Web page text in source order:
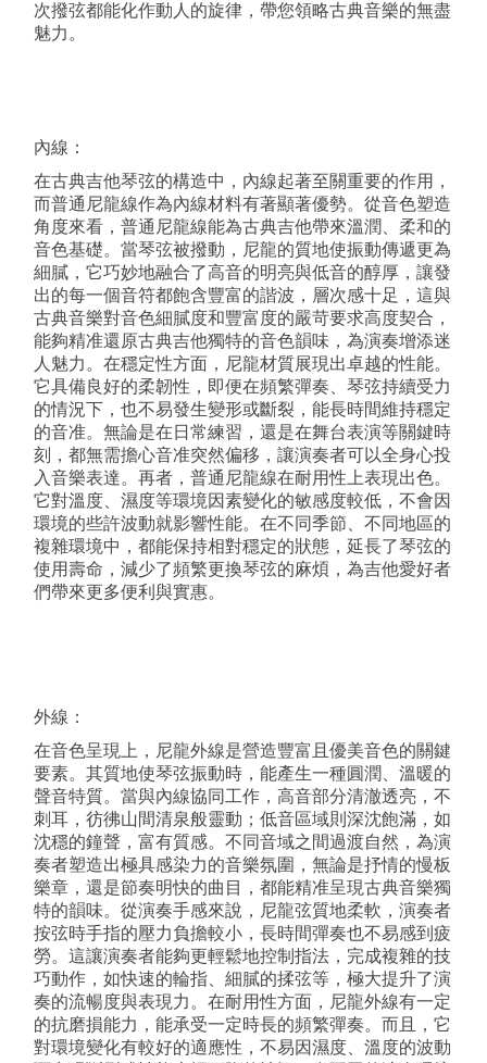
次撥弦都能化作動人的旋律，帶您領略古典音樂的無盡
魅力。
內線：
在古典吉他琴弦的構造中，內線起著至關重要的作用，
而普通尼龍線作為內線材料有著顯著優勢。從音色塑造
角度來看，普通尼龍線能為古典吉他帶來溫潤、柔和的
音色基礎。當琴弦被撥動，尼龍的質地使振動傳遞更為
細膩，它巧妙地融合了高音的明亮與低音的醇厚，讓發
出的每一個音符都飽含豐富的諧波，層次感十足，這與
古典音樂對音色細膩度和豐富度的嚴苛要求高度契合，
能夠精准還原古典吉他獨特的音色韻味，為演奏增添迷
人魅力。在穩定性方面，尼龍材質展現出卓越的性能。
它具備良好的柔韌性，即便在頻繁彈奏、琴弦持續受力
的情況下，也不易發生變形或斷裂，能長時間維持穩定
的音准。無論是在日常練習，還是在舞台表演等關鍵時
刻，都無需擔心音准突然偏移，讓演奏者可以全身心投
入音樂表達。再者，普通尼龍線在耐用性上表現出色。
它對溫度、濕度等環境因素變化的敏感度較低，不會因
環境的些許波動就影響性能。在不同季節、不同地區的
複雜環境中，都能保持相對穩定的狀態，延長了琴弦的
使用壽命，減少了頻繁更換琴弦的麻煩，為吉他愛好者
們帶來更多便利與實惠。
外線：
在音色呈現上，尼龍外線是營造豐富且優美音色的關鍵
要素。其質地使琴弦振動時，能產生一種圓潤、溫暖的
聲音特質。當與內線協同工作，高音部分清澈透亮，不
刺耳，彷彿山間清泉般靈動；低音區域則深沈飽滿，如
沈穩的鐘聲，富有質感。不同音域之間過渡自然，為演
奏者塑造出極具感染力的音樂氛圍，無論是抒情的慢板
樂章，還是節奏明快的曲目，都能精准呈現古典音樂獨
特的韻味。從演奏手感來說，尼龍弦質地柔軟，演奏者
按弦時手指的壓力負擔較小，長時間彈奏也不易感到疲
勞。這讓演奏者能夠更輕鬆地控制指法，完成複雜的技
巧動作，如快速的輪指、細膩的揉弦等，極大提升了演
奏的流暢度與表現力。在耐用性方面，尼龍外線有一定
的抗磨損能力，能承受一定時長的頻繁彈奏。而且，它
對環境變化有較好的適應性，不易因濕度、溫度的波動